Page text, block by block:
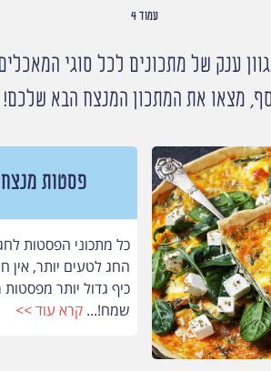
עמוד 4
ענק של מתכונים לכל סוגי
מצאו את המתכון המנצח הבא שלכם!
פסטות
כל מתכוני הפסטות
החג לטעים יותר, אין
כיף גדול יותר
שמח!... קרא עוד >>